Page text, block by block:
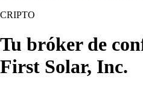
CRIPTO
Tu bróker de
First Solar, Inc.